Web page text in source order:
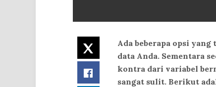
Twitter
Facebook
Ada beberapa opsi
data Anda. Sementara
kontra dari variabel
sangat sulit. Berikut